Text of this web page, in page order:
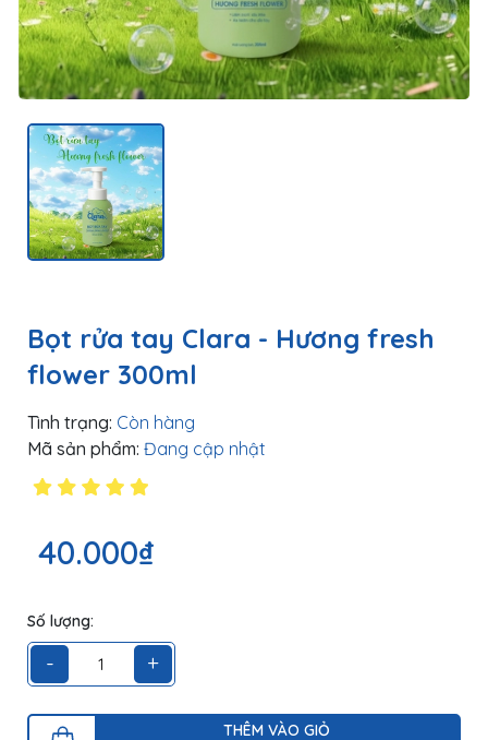
Bọt rửa tay Clara - Hương fresh
flower 300ml
Tình trạng: Còn hàng
Mã sản phẩm: Đang cập nhật
40.000₫
Số lượng:
- +
THÊM VÀO GIỎ